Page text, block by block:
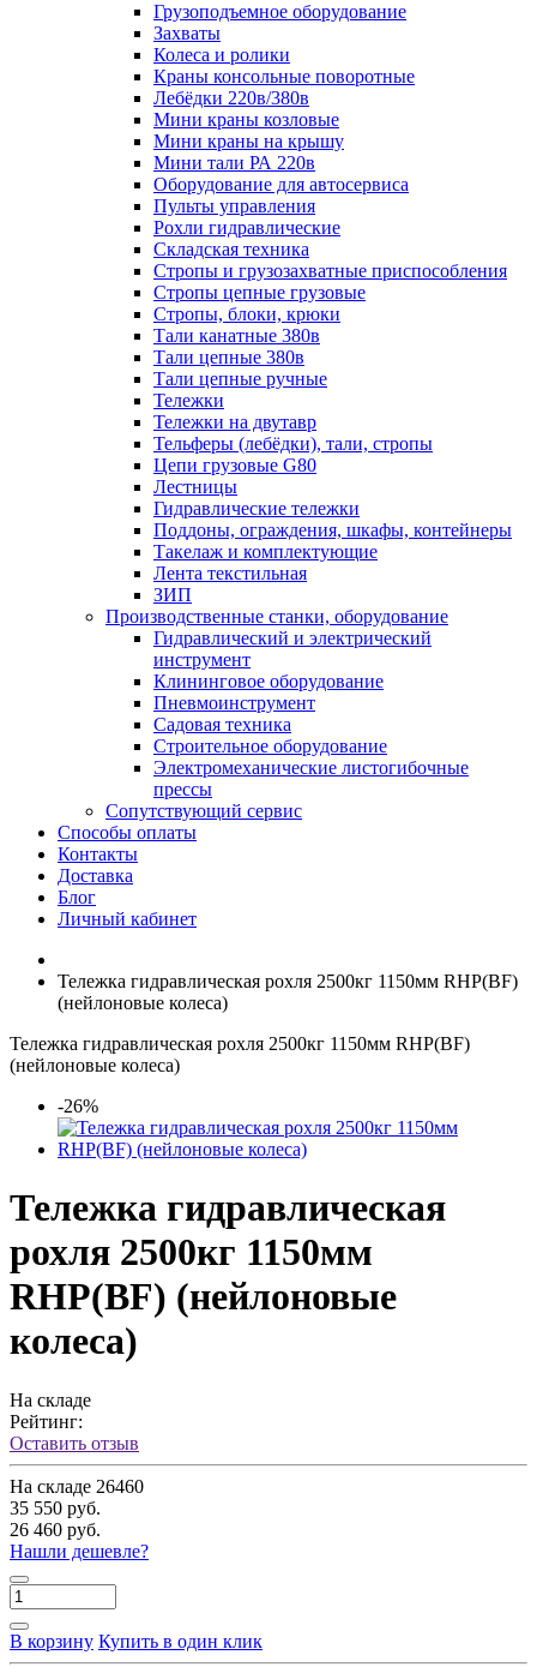
Грузоподъемное оборудование
Захваты
Колеса и ролики
Краны консольные поворотные
Лебёдки 220в/380в
Мини краны козловые
Мини краны на крышу
Мини тали РА 220в
Оборудование для автосервиса
Пульты управления
Рохли гидравлические
Складская техника
Стропы и грузозахватные приспособления
Стропы цепные грузовые
Стропы, блоки, крюки
Тали канатные 380в
Тали цепные 380в
Тали цепные ручные
Тележки
Тележки на двутавр
Тельферы (лебёдки), тали, стропы
Цепи грузовые G80
Лестницы
Гидравлические тележки
Поддоны, ограждения, шкафы, контейнеры
Такелаж и комплектующие
Лента текстильная
ЗИП
Производственные станки, оборудование
Гидравлический и электрический
инструмент
Клининговое оборудование
Пневмоинструмент
Садовая техника
Строительное оборудование
Электромеханические листогибочные
прессы
Сопутствующий сервис
Способы оплаты
Контакты
Доставка
Блог
Личный кабинет
Тележка гидравлическая рохля 2500кг 1150мм RHP(BF)
(нейлоновые колеса)
Тележка гидравлическая рохля 2500кг 1150мм RHP(BF)
(нейлоновые колеса)
-26%
Тележка гидравлическая
рохля 2500кг 1150мм
RHP(BF) (нейлоновые
колеса)
На складе
Рейтинг:
Оставить отзыв
На складе 26460
35 550 руб.
26 460 руб.
Нашли дешевле?
В корзину Купить в один клик